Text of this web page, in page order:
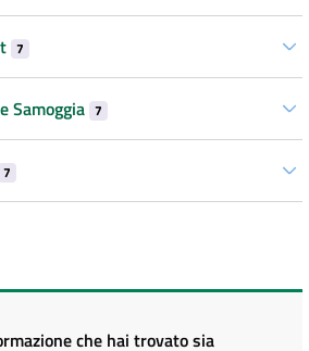
7
Samoggia 7
7
che hai trovato sia